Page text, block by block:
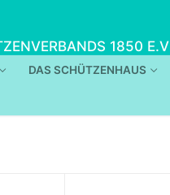
1850 E.V
DAS SCHÜTZENHAUS